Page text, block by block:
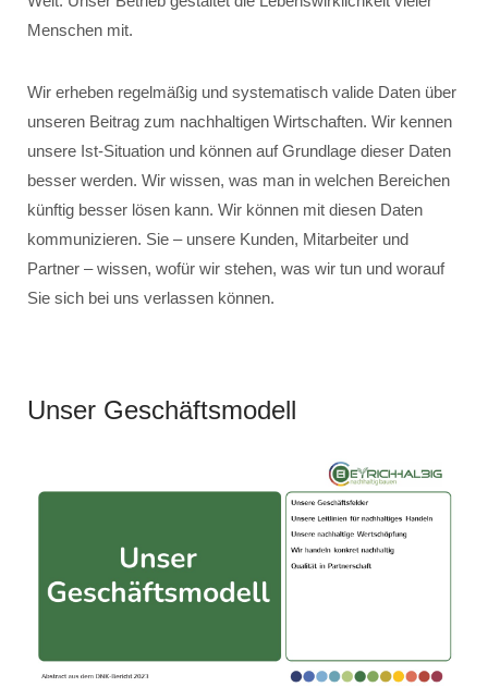
Menschen mit.
Wir erheben regelmäßig und systematisch valide Daten über
unseren Beitrag zum nachhaltigen Wirtschaften. Wir kennen
unsere Ist-Situation und können auf Grundlage dieser Daten
besser werden. Wir wissen, was man in welchen Bereichen
künftig besser lösen kann. Wir können mit diesen Daten
kommunizieren. Sie – unsere Kunden, Mitarbeiter und
Partner – wissen, wofür wir stehen, was wir tun und worauf
Sie sich bei uns verlassen können.
Unser Geschäftsmodell